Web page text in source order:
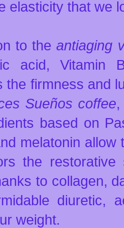
elasticity that we
to theantiaging
acid, Vitamin
the firmness and
Sueños coffee,
based on
melatonin
the restorative
to collagen,
diuretic,
weight.